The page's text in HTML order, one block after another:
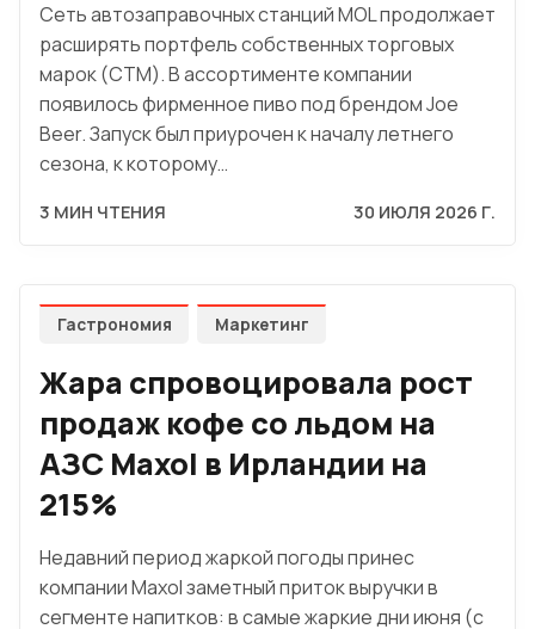
Сеть автозаправочных станций MOL продолжает
расширять портфель собственных торговых
марок (СТМ). В ассортименте компании
появилось фирменное пиво под брендом Joe
Beer. Запуск был приурочен к началу летнего
сезона, к которому…
3 МИН ЧТЕНИЯ 30 ИЮЛЯ 2026 Г.
Гастрономия Маркетинг
Жара спровоцировала рост
продаж кофе со льдом на
АЗС Maxol в Ирландии на
215%
Недавний период жаркой погоды принес
компании Maxol заметный приток выручки в
сегменте напитков: в самые жаркие дни июня (с